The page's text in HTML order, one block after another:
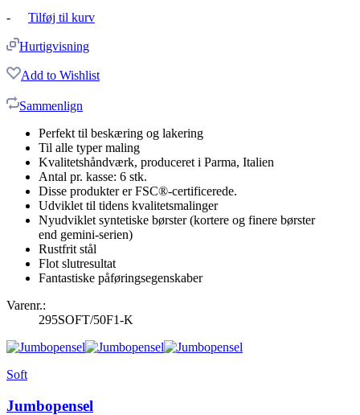
- Tilføj til kurv
Hurtigvisning
Add to Wishlist
Sammenlign
Perfekt til beskæring og lakering
Til alle typer maling
Kvalitetshåndværk, produceret i Parma, Italien
Antal pr. kasse: 6 stk.
Disse produkter er FSC®-certificerede.
Udviklet til tidens kvalitetsmalinger
Nyudviklet syntetiske børster (kortere og finere børster
end gemini-serien)
Rustfrit stål
Flot slutresultat
Fantastiske påføringsegenskaber
Varenr.:
295SOFT/50F1-K
Soft
Jumbopensel